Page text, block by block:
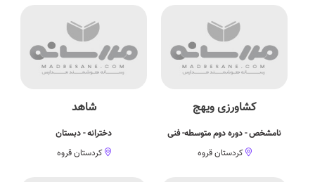
کشاورزی ویهج
نامشخص - دوره دوم متوسطه- فنی
کردستان قروه
شاهد
دخترانه - دبستان
کردستان قروه